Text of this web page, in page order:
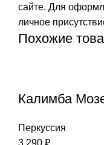
сайте. Для
личное
Похожие
Калимба
Перкуссия
3 290 ₽